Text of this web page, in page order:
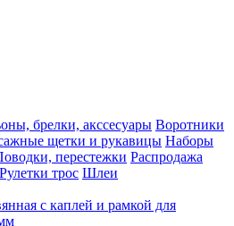
брелки, акссесуары Воротники
щетки и рукавицы Наборы
перестежки Распродажа
Рулетки трос Шлеи